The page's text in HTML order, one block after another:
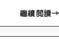
繼續閱讀